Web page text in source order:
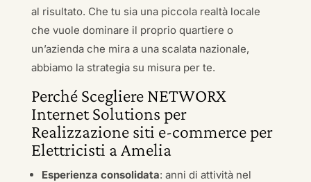
al risultato. Che tu sia una piccola realtà locale
che vuole dominare il proprio quartiere o
un’azienda che mira a una scalata nazionale,
abbiamo la strategia su misura per te.
Perché Scegliere NETWORX
Internet Solutions per
Realizzazione siti e-commerce per
Elettricisti a Amelia
Esperienza consolidata: anni di attività nel